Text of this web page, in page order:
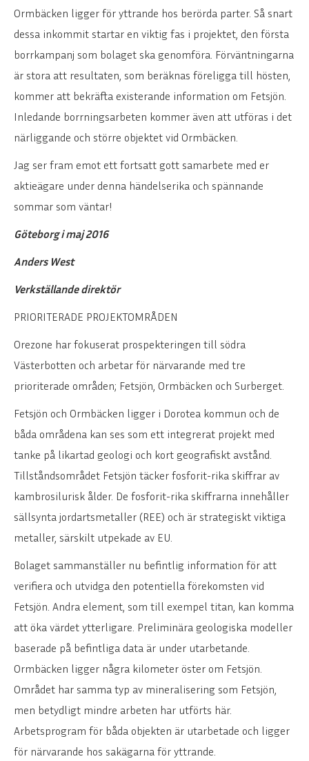
Ormbäcken ligger för yttrande hos berörda parter. Så snart
dessa inkommit startar en viktig fas i projektet, den första
borrkampanj som bolaget ska genomföra. Förväntningarna
är stora att resultaten, som beräknas föreligga till hösten,
kommer att bekräfta existerande information om Fetsjön.
Inledande borrningsarbeten kommer även att utföras i det
närliggande och större objektet vid Ormbäcken.
Jag ser fram emot ett fortsatt gott samarbete med er
aktieägare under denna händelserika och spännande
sommar som väntar!
Göteborg i maj 2016
Anders West
Verkställande direktör
PRIORITERADE PROJEKTOMRÅDEN
Orezone har fokuserat prospekteringen till södra
Västerbotten och arbetar för närvarande med tre
prioriterade områden; Fetsjön, Ormbäcken och Surberget.
Fetsjön och Ormbäcken ligger i Dorotea kommun och de
båda områdena kan ses som ett integrerat projekt med
tanke på likartad geologi och kort geografiskt avstånd.
Tillståndsområdet Fetsjön täcker fosforit-rika skiffrar av
kambrosilurisk ålder. De fosforit-rika skiffrarna innehåller
sällsynta jordartsmetaller (REE) och är strategiskt viktiga
metaller, särskilt utpekade av EU.
Bolaget sammanställer nu befintlig information för att
verifiera och utvidga den potentiella förekomsten vid
Fetsjön. Andra element, som till exempel titan, kan komma
att öka värdet ytterligare. Preliminära geologiska modeller
baserade på befintliga data är under utarbetande.
Ormbäcken ligger några kilometer öster om Fetsjön.
Området har samma typ av mineralisering som Fetsjön,
men betydligt mindre arbeten har utförts här.
Arbetsprogram för båda objekten är utarbetade och ligger
för närvarande hos sakägarna för yttrande.